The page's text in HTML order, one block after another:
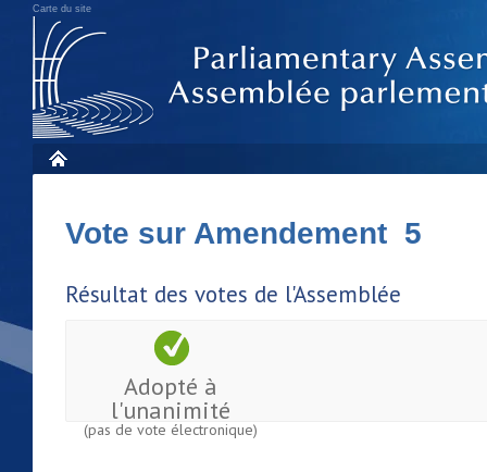
Carte du site
Vote sur Amendement 5
Résultat des votes de l'Assemblée
Adopté à
l'unanimité
(pas de vote électronique)